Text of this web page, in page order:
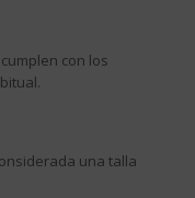
con los
una talla